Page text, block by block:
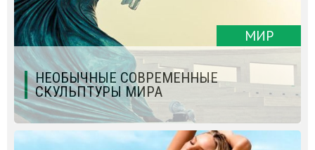
МИР
НЕОБЫЧНЫЕ СОВРЕМЕННЫЕ
СКУЛЬПТУРЫ МИРА